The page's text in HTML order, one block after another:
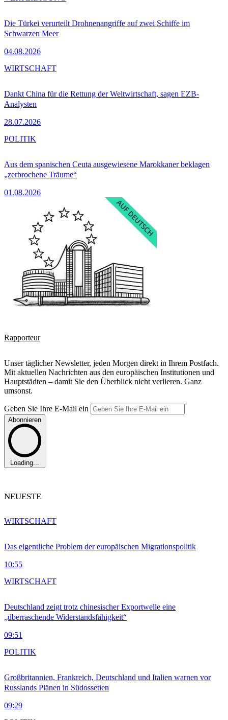
Die Türkei verurteilt Drohnenangriffe auf zwei Schiffe im
Schwarzen Meer
04.08.2026
Dankt China für die Rettung der Weltwirtschaft, sagen EZB-
Analysten
28.07.2026
WIRTSCHAFT
Aus dem spanischen Ceuta ausgewiesene Marokkaner beklagen
„zerbrochene Träume“
01.08.2026
POLITIK
Rapporteur
Unser täglicher Newsletter, jeden Morgen direkt in Ihrem Postfach.
Mit aktuellen Nachrichten aus den europäischen Institutionen und
Hauptstädten – damit Sie den Überblick nicht verlieren. Ganz
umsonst.
Geben Sie Ihre E-Mail ein
Abonnieren
Loading...
NEUESTE
Das eigentliche Problem der europäischen Migrationspolitik
10:55
WIRTSCHAFT
Deutschland zeigt trotz chinesischer Exportwelle eine
„überraschende Widerstandsfähigkeit“
09:51
WIRTSCHAFT
Großbritannien, Frankreich, Deutschland und Italien warnen vor
Russlands Plänen in Südossetien
09:29
POLITIK